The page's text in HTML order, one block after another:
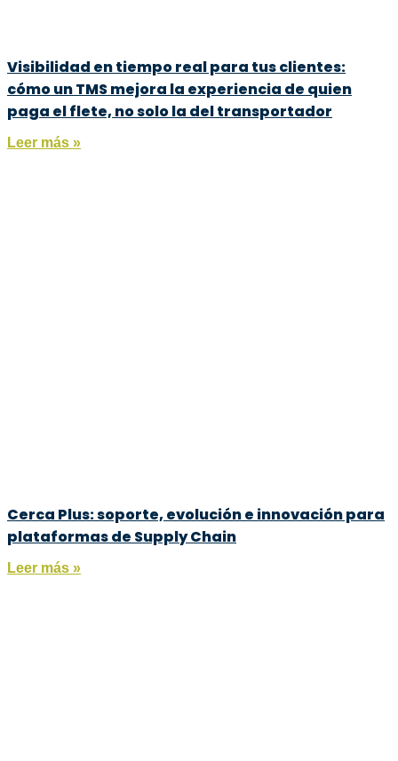
Visibilidad en tiempo real para tus clientes:
cómo un TMS mejora la experiencia de quien
paga el flete, no solo la del transportador
Leer más »
Cerca Plus: soporte, evolución e innovación para
plataformas de Supply Chain
Leer más »